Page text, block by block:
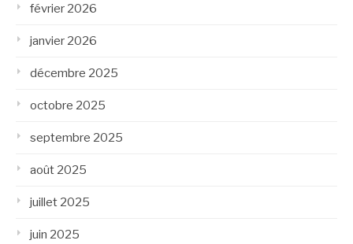
février 2026
janvier 2026
décembre 2025
octobre 2025
septembre 2025
août 2025
juillet 2025
juin 2025